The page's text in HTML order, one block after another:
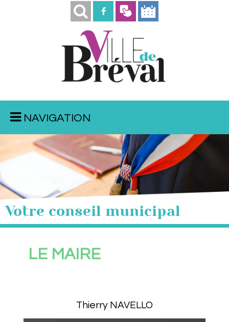
NAVIGATION
Votre conseil municipal
LE MAIRE
Thierry NAVELLO